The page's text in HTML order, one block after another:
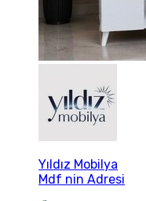
Yıldız Mobilya
Mdf nin Adresi